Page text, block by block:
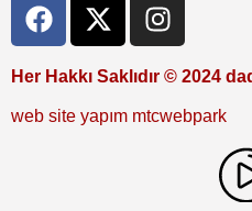
Her Hakkı Saklıdır © 2024
web site yapım mtcwebpark